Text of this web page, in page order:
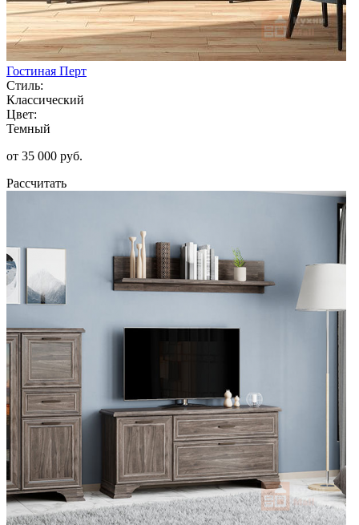
Гостиная Перт
Стиль:
Классический
Цвет:
Темный
от 35 000 руб.
Рассчитать